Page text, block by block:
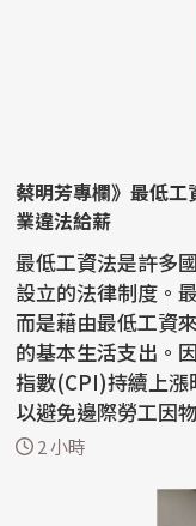
蔡明芳專欄》最低
業違法給薪
最低工資法是許多
設立的法律制度。
而是藉由最低工資
的基本生活支出。
指數(CPI)持續上漲
以避免邊際勞工因物價上
工資...
2 小時